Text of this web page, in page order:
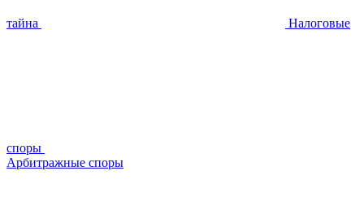
тайна Налоговые
споры
Арбитражные споры